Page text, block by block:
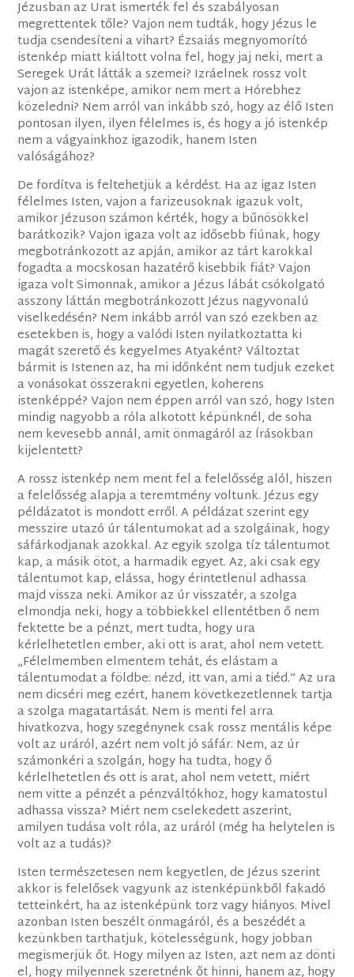
Jézusban az Urat ismerték fel és szabályosan
megrettentek tőle? Vajon nem tudták, hogy Jézus le
tudja csendesíteni a vihart? Ézsaiás megnyomorító
istenkép miatt kiáltott volna fel, hogy jaj neki, mert a
Seregek Urát látták a szemei? Izráelnek rossz volt
vajon az istenképe, amikor nem mert a Hórebhez
közeledni? Nem arról van inkább szó, hogy az élő Isten
pontosan ilyen, ilyen félelmes is, és hogy a jó istenkép
nem a vágyainkhoz igazodik, hanem Isten
valóságához?
De fordítva is feltehetjük a kérdést. Ha az igaz Isten
félelmes Isten, vajon a farizeusoknak igazuk volt,
amikor Jézuson számon kérték, hogy a bűnösökkel
barátkozik? Vajon igaza volt az idősebb fiúnak, hogy
megbotránkozott az apján, amikor az tárt karokkal
fogadta a mocskosan hazatérő kisebbik fiát? Vajon
igaza volt Simonnak, amikor a Jézus lábát csókolgató
asszony láttán megbotránkozott Jézus nagyvonalú
viselkedésén? Nem inkább arról van szó ezekben az
esetekben is, hogy a valódi Isten nyilatkoztatta ki
magát szerető és kegyelmes Atyaként? Változtat
bármit is Istenen az, ha mi időnként nem tudjuk ezeket
a vonásokat összerakni egyetlen, koherens
istenképpé? Vajon nem éppen arról van szó, hogy Isten
mindig nagyobb a róla alkotott képünknél, de soha
nem kevesebb annál, amit önmagáról az Írásokban
kijelentett?
A rossz istenkép nem ment fel a felelősség alól, hiszen
a felelősség alapja a teremtmény voltunk. Jézus egy
példázatot is mondott erről. A példázat szerint egy
messzire utazó úr tálentumokat ad a szolgáinak, hogy
sáfárkodjanak azokkal. Az egyik szolga tíz tálentumot
kap, a másik ötöt, a harmadik egyet. Az, aki csak egy
tálentumot kap, elássa, hogy érintetlenül adhassa
majd vissza neki. Amikor az úr visszatér, a szolga
elmondja neki, hogy a többiekkel ellentétben ő nem
fektette be a pénzt, mert tudta, hogy ura
kérlelhetetlen ember, aki ott is arat, ahol nem vetett.
„Félelmemben elmentem tehát, és elástam a
tálentumodat a földbe: nézd, itt van, ami a tiéd.” Az ura
nem dicséri meg ezért, hanem következetlennek tartja
a szolga magatartását. Nem is menti fel arra
hivatkozva, hogy szegénynek csak rossz mentális képe
volt az uráról, azért nem volt jó sáfár. Nem, az úr
számonkéri a szolgán, hogy ha tudta, hogy ő
kérlelhetetlen és ott is arat, ahol nem vetett, miért
nem vitte a pénzét a pénzváltókhoz, hogy kamatostul
adhassa vissza? Miért nem cselekedett aszerint,
amilyen tudása volt róla, az uráról (még ha helytelen is
volt az a tudás)?
Isten természetesen nem kegyetlen, de Jézus szerint
akkor is felelősek vagyunk az istenképünkből fakadó
tetteinkért, ha az istenképünk torz vagy hiányos. Mivel
azonban Isten beszélt önmagáról, és a beszédét a
kezünkben tarthatjuk, kötelességünk, hogy jobban
megismerjük őt. Hogy milyen az Isten, azt nem az dönti